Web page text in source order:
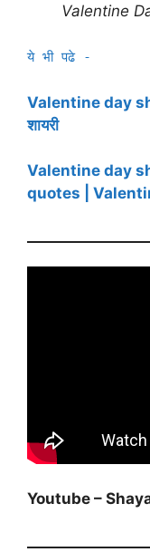
Valentine
ये भी पढे -
Valentine day
शायरी
Valentine day
quotes |
Youtube –